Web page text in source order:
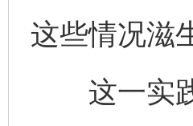
这些情况滋
这一实践